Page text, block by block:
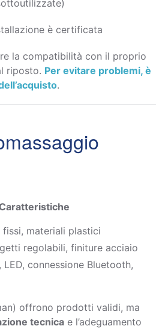
è certificata
la compatibilità con il proprio
riposto. Per evitare problemi, è
.
Caratteristiche
materiali plastici
regolabili, finiture acciaio
connessione Bluetooth,
offrono prodotti validi, ma
tecnica e l’adeguamento